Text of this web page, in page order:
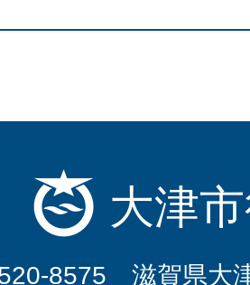
大津
8575 滋賀県大